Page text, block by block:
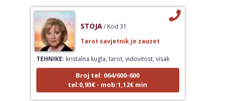
TEHNIKE:kristalna kugla, tarot, vidovitost, visak
Broj tel: 064/600-600
tel:0,93€ - mob:1,12€ min